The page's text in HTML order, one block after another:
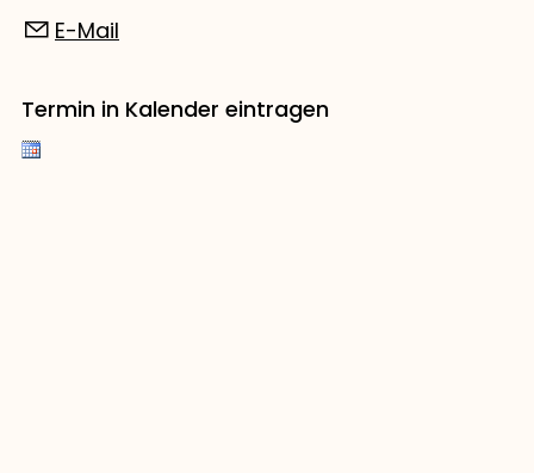
E-Mail
Termin in Kalender eintragen